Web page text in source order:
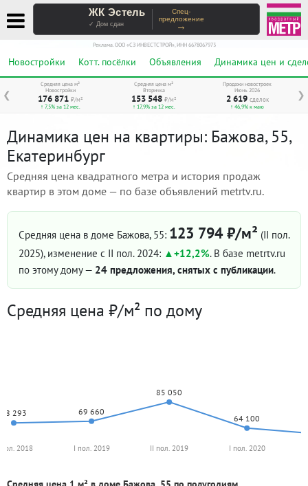
ЖК Эстель
✓ Дом сдан
Спец-
предложение
→
Реклама. ООО «СЗ ИНВЕСТСТРОЙ», ИНН 6678067973
Новостройки Котт. посёлки Объявления Динамика цен и
❮ ❯
Средняя цена м²
Новостройки
176 871 ₽/м²
↑ 7,5% за 12 мес.
Средняя цена м²
Вторичка
153 548 ₽/м²
↑ 17,9% за 12 мес.
Продажи новостроек
Июнь 2026
2 619 сделок
↑ 46,9% к маю
Динамика цен на квартиры: Бажова, 55,
Екатеринбург
Средняя цена квадратного метра и история продаж
квартир в этом доме — по базе объявлений metrtv.ru.
Средняя цена в доме Бажова, 55: 123 794 ₽/м² (II пол.
2025), изменение с II пол. 2024: +12,2%. В базе metrtv.ru
по этому дому — 24 предложения, снятых с публикации.
Средняя цена ₽/м² по дому
68 293 69 660
85 050
64 100
2018 I пол. 2019 II пол. 2019 I пол. 2020